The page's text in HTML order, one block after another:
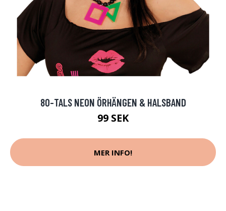
80-TALS NEON ÖRHÄNGEN & HALSBAND
99 SEK
MER INFO!